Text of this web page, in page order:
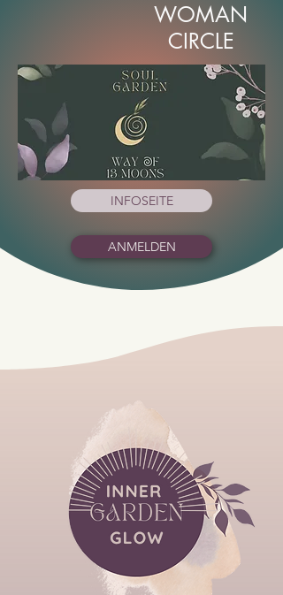
WOMAN
CIRCLE
INFOSEITE
ANMELDEN